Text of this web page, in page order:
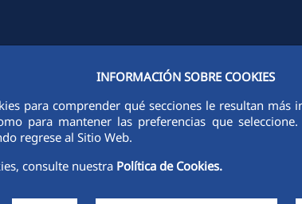
INFORMACIÓN SOBRE COOKIES
para comprender qué secciones le resultan
para mantener las preferencias que
regrese al Sitio Web.
consulte nuestra Política de Cookies.